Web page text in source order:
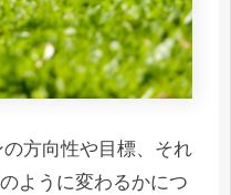
方向性や目標、それ
ように変わるかにつ